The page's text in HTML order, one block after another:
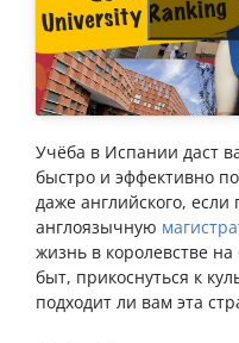
Учёба в Испании даст
быстро и эффективно
даже английского,
англоязычную
жизнь в королевстве
быт, прикоснуться к
подходит ли вам эта